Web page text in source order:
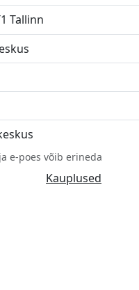
Tallinn
e-poes võib erineda
Kauplused